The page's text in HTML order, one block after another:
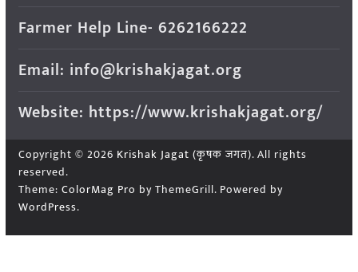
Farmer Help Line- 6262166222
Email: info@krishakjagat.org
Website: https://www.krishakjagat.org/
Copyright © 2026 Krishak Jagat (कृषक जगत). All rights
reserved.
Theme: ColorMag Pro by ThemeGrill. Powered by
WordPress.